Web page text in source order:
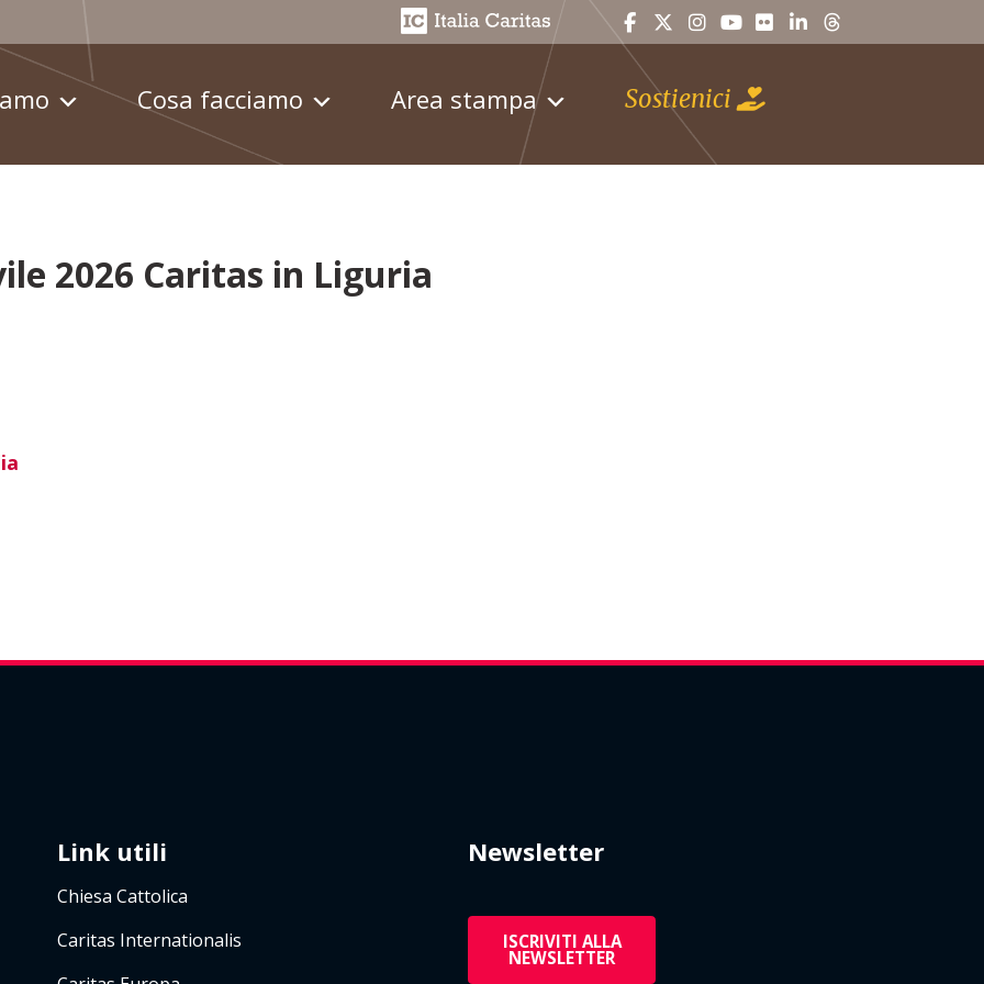
Cosa facciamo Area stampa Sostienici
2026 Caritas in Liguria
Link utili
Chiesa Cattolica
Caritas Internationalis
Newsletter
ISCRIVITI ALLA
NEWSLETTER